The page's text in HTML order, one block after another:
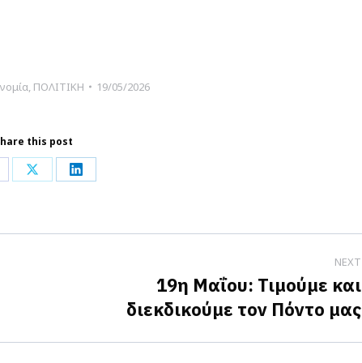
, ΠΟΛΙΤΙΚΗ 19/05/2026
this post
Share
X
Share
LinkedIn
NEXT
19η Μαΐου: Τιμούμε και
διεκδικούμε τον Πόντο μας